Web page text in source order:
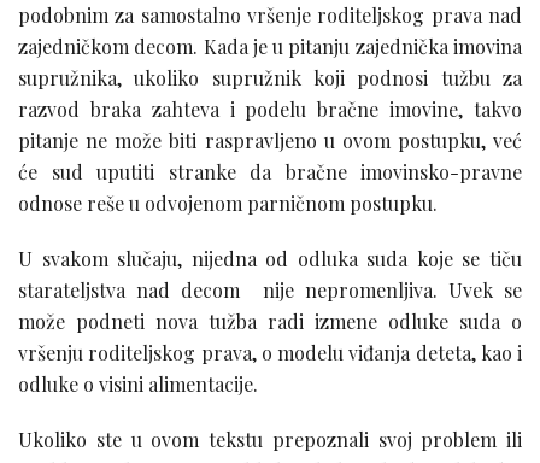
podobnim za samostalno vršenje roditeljskog prava nad
zajedničkom decom. Kada je u pitanju zajednička imovina
supružnika, ukoliko supružnik koji podnosi tužbu za
razvod braka zahteva i podelu bračne imovine, takvo
pitanje ne može biti raspravljeno u ovom postupku, već
će sud uputiti stranke da bračne imovinsko-pravne
odnose reše u odvojenom parničnom postupku.
U svakom slučaju, nijedna od odluka suda koje se tiču
starateljstva nad decom nije nepromenljiva. Uvek se
može podneti nova tužba radi izmene odluke suda o
vršenju roditeljskog prava, o modelu viđanja deteta, kao i
odluke o visini alimentacije.
Ukoliko ste u ovom tekstu prepoznali svoj problem ili